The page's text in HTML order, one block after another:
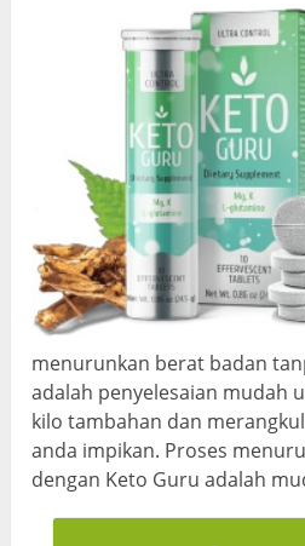
menurunkan berat badan
adalah penyelesaian mudah
kilo tambahan dan
anda impikan. Proses
dengan Keto Guru adalah